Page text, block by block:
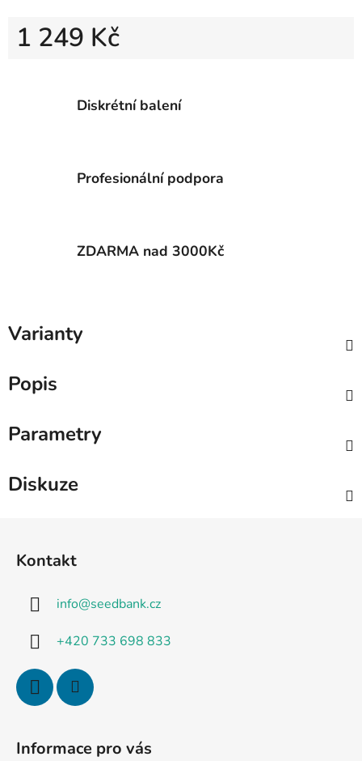
1 249 Kč
Diskrétní balení
Profesionální podpora
ZDARMA nad 3000Kč
Varianty
Popis
Parametry
Diskuze
Kontakt
info@seedbank.cz
+420 733 698 833
Informace pro vás